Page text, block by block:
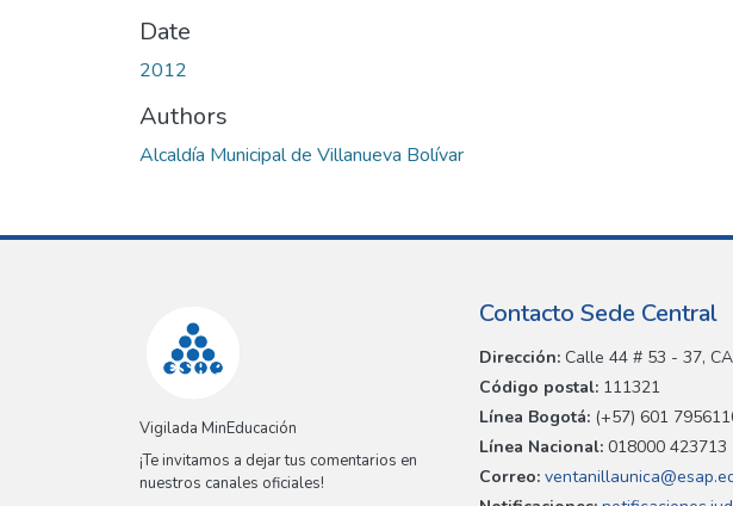
Date
2012
Authors
Alcaldía Municipal de Villanueva Bolívar
Vigilada MinEducación
¡Te invitamos a dejar tus comentarios en
nuestros canales oficiales!
Contacto Sede Central
Dirección: Calle 44 # 53 - 37,
Código postal: 111321
Línea Bogotá: (+57) 601
Línea Nacional: 018000 423713
Correo: